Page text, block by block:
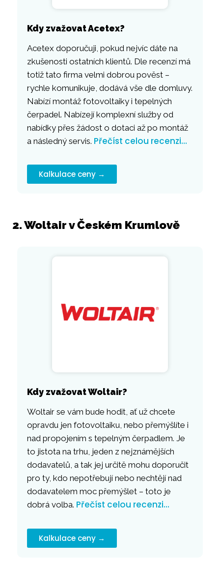
Kdy zvažovat Acetex?
Acetex doporučuji, pokud nejvíc dáte na
zkušenosti ostatních klientů. Dle recenzí má
totiž tato firma velmi dobrou pověst –
rychle komunikuje, dodává vše dle domluvy.
Nabízí montáž fotovoltaiky i tepelných
čerpadel. Nabízejí komplexní služby od
nabídky přes žádost o dotaci až po montáž
a následný servis. Přečíst celou recenzi…
Kalkulace ceny →
2. Woltair v Českém Krumlově
Kdy zvažovat Woltair?
Woltair se vám bude hodit, ať už chcete
opravdu jen fotovoltaiku, nebo přemýšlíte i
nad propojením s tepelným čerpadlem. Je
to jistota na trhu, jeden z nejznámějších
dodavatelů, a tak jej určitě mohu doporučit
pro ty, kdo nepotřebují nebo nechtějí nad
dodavatelem moc přemýšlet – toto je
dobrá volba. Přečíst celou recenzi…
Kalkulace ceny →